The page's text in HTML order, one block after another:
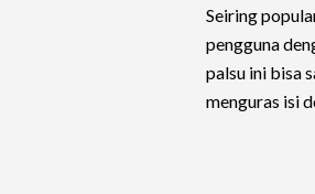
Seiring
pengguna
palsu ini bisa
menguras isi